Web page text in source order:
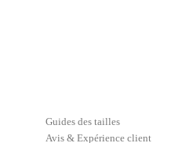
Guides des tailles
Avis & Expérience client